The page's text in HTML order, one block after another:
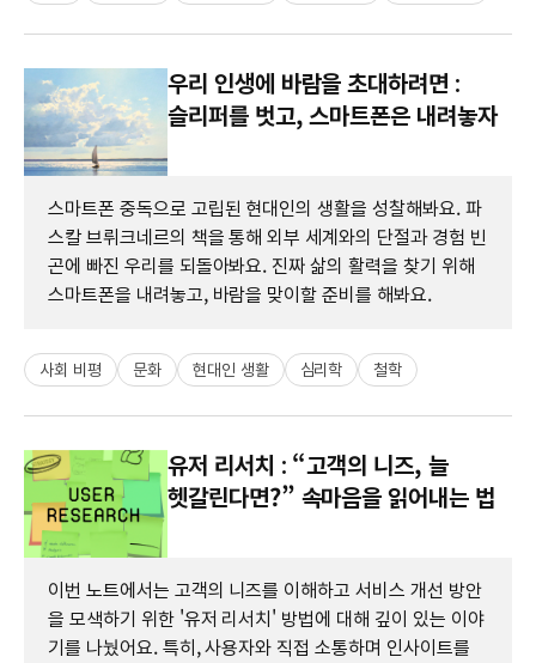
우리 인생에 바람을 초대하려면 :
슬리퍼를 벗고, 스마트폰은 내려놓자
스마트폰 중독으로 고립된 현대인의 생활을 성찰해봐요. 파
스칼 브뤼크네르의 책을 통해 외부 세계와의 단절과 경험 빈
곤에 빠진 우리를 되돌아봐요. 진짜 삶의 활력을 찾기 위해
스마트폰을 내려놓고, 바람을 맞이할 준비를 해봐요.
사회 비평 문화 현대인 생활 심리학 철학
유저 리서치 : “고객의 니즈, 늘
헷갈린다면?” 속마음을 읽어내는 법
이번 노트에서는 고객의 니즈를 이해하고 서비스 개선 방안
을 모색하기 위한 '유저 리서치' 방법에 대해 깊이 있는 이야
기를 나눴어요. 특히, 사용자와 직접 소통하며 인사이트를